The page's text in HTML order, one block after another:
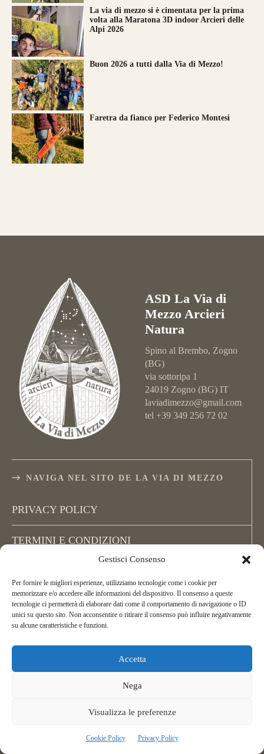
Gestisci Consenso
Per fornire le migliori esperienze, utilizziamo tecnologie come i cookie per
memorizzare e/o accedere alle informazioni del dispositivo. Il consenso a queste
tecnologie ci permetterà di elaborare dati come il comportamento di navigazione o ID
unici su questo sito. Non acconsentire o ritirare il consenso può influire negativamente
su alcune caratteristiche e funzioni.
Accetta
Nega
Visualizza le preferenze
Cookie Policy Privacy Policy
La via di mezzo si è cimentata per la prima
volta alla Maratona 3D indoor Arcieri delle
Alpi 2026
Buon 2026 a tutti dalla Via di Mezzo!
Faretra da fianco per Federico Montesi
ASD La Via di
Mezzo Arcieri
Natura
Spino al Brembo, Zogno
(BG)
via sottoripa 1
24019 Zogno (BG) IT
laviadimezzo@gmail.com
tel +39 349 256 72 02
NAVIGA NEL SITO DE LA VIA DI MEZZO
PRIVACY POLICY
TERMINI E CONDIZIONI
Copyright La Via di Mezzo, All Rights Reserved.